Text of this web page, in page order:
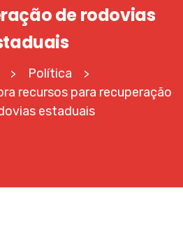
de rodovias
> Política >
recursos para recuperação
estaduais